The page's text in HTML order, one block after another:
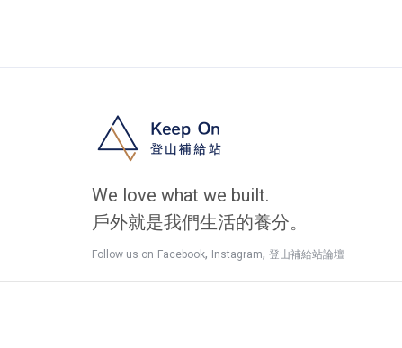
We love what we built.
戶外就是我們生活的養分。
Follow us on Facebook, Instagram, 登山補給站論壇